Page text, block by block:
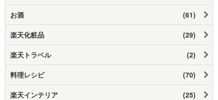
お酒 (61)
楽天化粧品 (29)
楽天トラベル (2)
料理レシピ (70)
楽天インテリア (25)